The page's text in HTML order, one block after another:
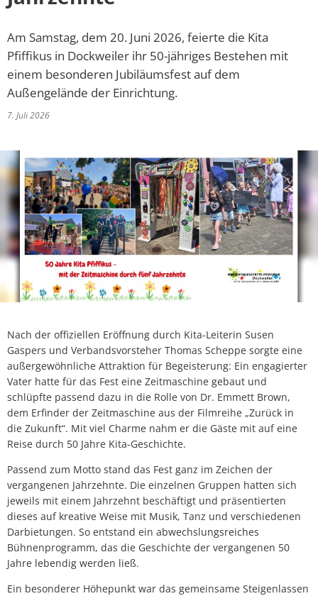
Rentenberatung
Schiedsperson
Kinder, Jugend und Freizeit
Tourismus und Kultur
Regionale Zusammenarbeit
Resiliente Dörfer
Seniorenbeauftragte
Am Samstag, dem 20. Juni 2026, feierte die Kita
Pfiffikus in Dockweiler ihr 50-jähriges Bestehen mit
einem besonderen Jubiläumsfest auf dem
Außengelände der Einrichtung.
7. Juli 2026
Nach der offiziellen Eröffnung durch Kita-Leiterin Susen
Gaspers und Verbandsvorsteher Thomas Scheppe sorgte eine
außergewöhnliche Attraktion für Begeisterung: Ein engagierter
Vater hatte für das Fest eine Zeitmaschine gebaut und
schlüpfte passend dazu in die Rolle von Dr. Emmett Brown,
dem Erfinder der Zeitmaschine aus der Filmreihe „Zurück in
die Zukunft“. Mit viel Charme nahm er die Gäste mit auf eine
Reise durch 50 Jahre Kita-Geschichte.
Passend zum Motto stand das Fest ganz im Zeichen der
vergangenen Jahrzehnte. Die einzelnen Gruppen hatten sich
jeweils mit einem Jahrzehnt beschäftigt und präsentierten
dieses auf kreative Weise mit Musik, Tanz und verschiedenen
Darbietungen. So entstand ein abwechslungsreiches
Bühnenprogramm, das die Geschichte der vergangenen 50
Jahre lebendig werden ließ.
Ein besonderer Höhepunkt war das gemeinsame Steigenlassen